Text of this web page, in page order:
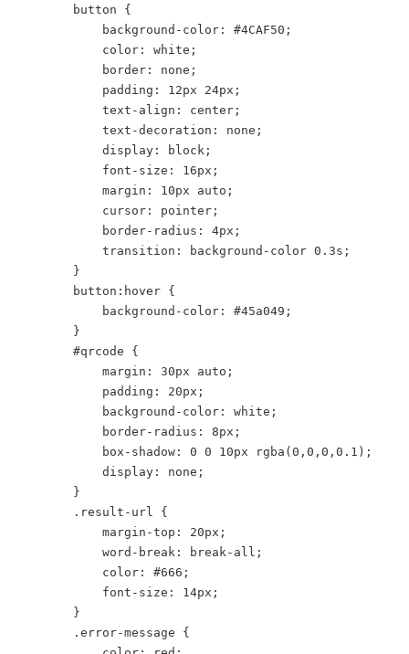
        button {
            background-color: #4CAF50;
            color: white;
            border: none;
            padding: 12px 24px;
            text-align: center;
            text-decoration: none;
            display: block;
            font-size: 16px;
            margin: 10px auto;
            cursor: pointer;
            border-radius: 4px;
            transition: background-color 0.3s;
        }
        button:hover {
            background-color: #45a049;
        }
        #qrcode {
            margin: 30px auto;
            padding: 20px;
            background-color: white;
            border-radius: 8px;
            box-shadow: 0 0 10px rgba(0,0,0,0.1);
            display: none;
        }
        .result-url {
            margin-top: 20px;
            word-break: break-all;
            color: #666;
            font-size: 14px;
        }
        .error-message {